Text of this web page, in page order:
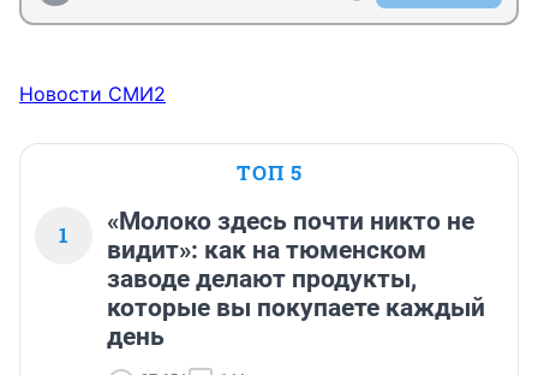
Новости СМИ2
ТОП 5
1
«Молоко здесь почти никто не
видит»: как на тюменском
заводе делают продукты,
которые вы покупаете каждый
день